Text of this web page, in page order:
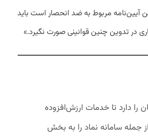
آیین‌نامه مربوط به ضد انحصار است باید
در تدوین چنین قوانینی صورت نگیرد.»
را دارد تا خدمات ارزش‌افزوده
جمله سامانه نماد را به بخش